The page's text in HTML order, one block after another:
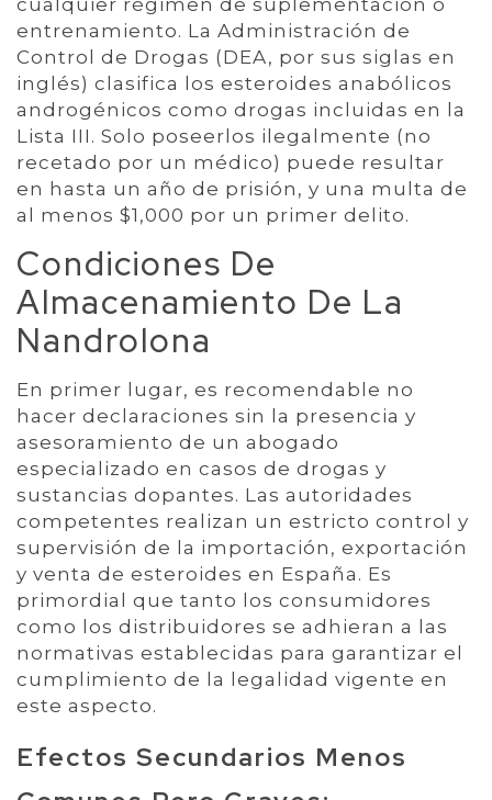
cualquier régimen de suplementación o
entrenamiento. La Administración de
Control de Drogas (DEA, por sus siglas en
inglés) clasifica los esteroides anabólicos
androgénicos como drogas incluidas en la
Lista III. Solo poseerlos ilegalmente (no
recetado por un médico) puede resultar
en hasta un año de prisión, y una multa de
al menos $1,000 por un primer delito.
Condiciones De
Almacenamiento De La
Nandrolona
En primer lugar, es recomendable no
hacer declaraciones sin la presencia y
asesoramiento de un abogado
especializado en casos de drogas y
sustancias dopantes. Las autoridades
competentes realizan un estricto control y
supervisión de la importación, exportación
y venta de esteroides en España. Es
primordial que tanto los consumidores
como los distribuidores se adhieran a las
normativas establecidas para garantizar el
cumplimiento de la legalidad vigente en
este aspecto.
Efectos Secundarios Menos